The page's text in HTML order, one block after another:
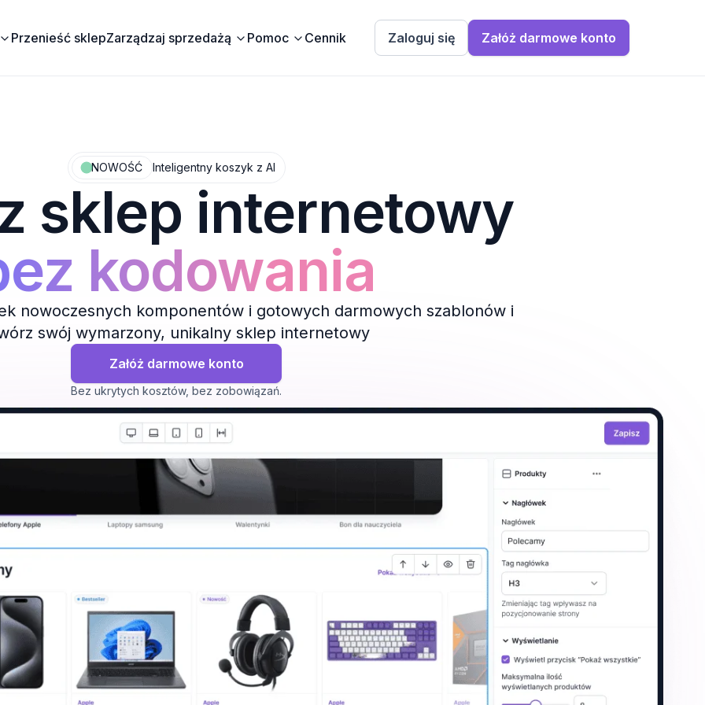
Przenieść sklepZarządzaj sprzedażą Pomoc Cennik Zaloguj się Załóż darmowe konto
NOWOŚĆ Inteligentny koszyk z AI
sklep internetowy
kodowania
nowoczesnych komponentów i gotowych darmowych szablonów i
swój wymarzony, unikalny sklep internetowy
Załóż darmowe konto
Bez ukrytych kosztów, bez zobowiązań.